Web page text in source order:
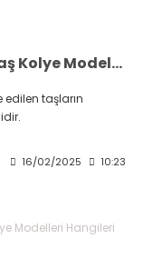
Doğadan İlham Alan Doğal Taş Kolye Modelleri Hangileri
taşların
16/02/2025 10:23